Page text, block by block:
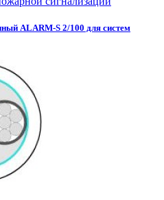
ALARM-S 2/100 для систем